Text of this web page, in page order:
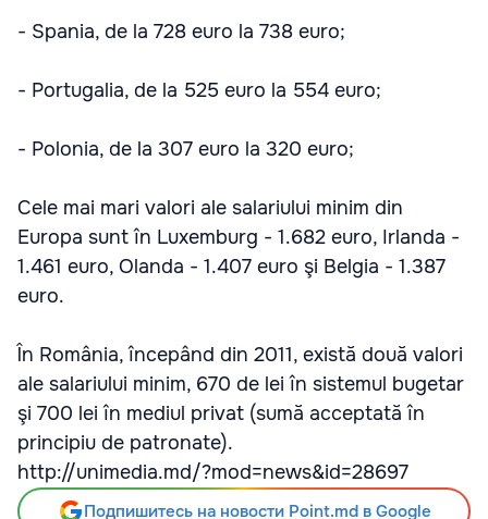
- Spania, de la 728 euro la 738 euro;
- Portugalia, de la 525 euro la 554 euro;
- Polonia, de la 307 euro la 320 euro;
Cele mai mari valori ale salariului minim din
Europa sunt în Luxemburg - 1.682 euro, Irlanda -
1.461 euro, Olanda - 1.407 euro şi Belgia - 1.387
euro.
În România, începând din 2011, există două valori
ale salariului minim, 670 de lei în sistemul bugetar
şi 700 lei în mediul privat (sumă acceptată în
principiu de patronate).
http://unimedia.md/?mod=news&id=28697
Подпишитесь на новости Point.md в Google